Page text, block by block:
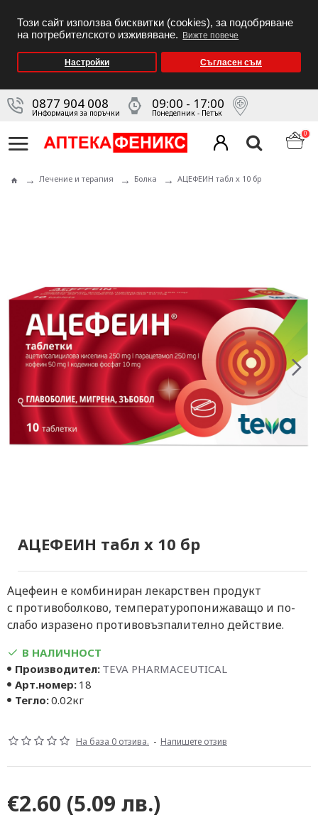
Този сайт използва бисквитки (cookies), за подобряване
на потребителското изживяване.
Вижте повече
Настройки Съгласен съм
0877 904 008
Информация за поръчки
09:00 - 17:00
Понеделник - Петък
0
Лечение и терапия Болка АЦЕФЕИН табл x 10 бр
АЦЕФЕИН табл x 10 бр
В НАЛИЧНОСТ
Производител: TEVA PHARMACEUTICAL
Арт.номер: 18
Тегло:0.02кг
На база 0 отзива. - Напишете отзив
€2.60 (5.09 лв.)
Ацефеин е комбиниран лекарствен продукт
с противоболково, температуропонижаващо и по-
слабо изразено противовъзпалително действие.